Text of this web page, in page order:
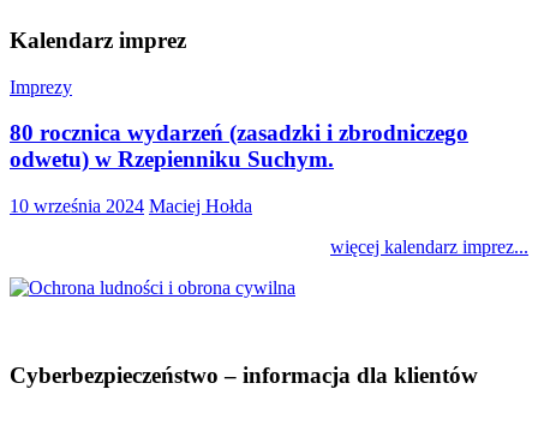
Kalendarz imprez
Imprezy
80 rocznica wydarzeń (zasadzki i zbrodniczego
odwetu) w Rzepienniku Suchym.
10 września 2024 Maciej Hołda
więcej kalendarz imprez...
Cyberbezpieczeństwo – informacja dla klientów